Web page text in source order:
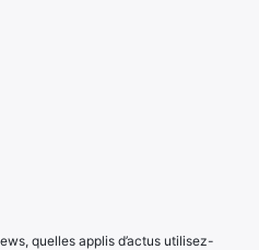
quelles applis d’actus utilisez-